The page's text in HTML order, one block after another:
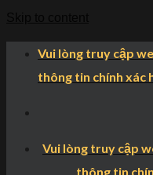
Vui lòng truy cập
thông tin chính xác
Vui lòng truy cập
thông tin